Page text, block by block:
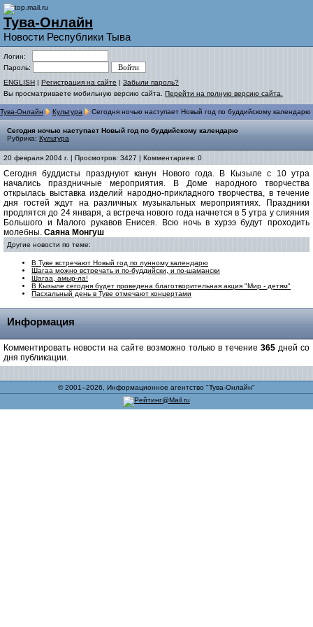
Тува-Онлайн
Новости Республики Тыва
Логин:
Пароль:
ENGLISH | Регистрация на сайте | Забыли пароль?
Вы просматриваете мобильную версию сайта. Перейти на полную версию сайта.
Тува-Онлайн Культура Сегодня ночью наступает Новый год по буддийскому календарю
Сегодня ночью наступает Новый год по буддийскому календарю
Рубрика: Культура
20 февраля 2004 г. | Просмотров: 3427 | Комментариев: 0
Сегодня буддисты празднуют канун Нового года. В Кызыле с 10 утра
начались праздничные мероприятия. В Доме народного творчества
открылась выставка изделий народно-прикладного творчества, в течение
дня гостей ждут на различных музыкальных мероприятиях. Праздники
продлятся до 24 января, а встреча нового года начнется в 5 утра у слияния
Большого и Малого рукавов Енисея. Всю ночь в хурээ будут проходить
молебны. Саяна Монгуш
Другие новости по теме:
В Туве встречают Новый год по лунному календарю
Шагаа можно встречать и по-буддийски, и по-шамански
Шагаа, амыр-ла!
В Кызыле сегодня будет проведена благотворительная акция "Мир - детям"
Пасхальный день в Туве отмечают концертами
Информация
Комментировать новости на сайте возможно только в течение 365 дней со
дня публикации.
© 2001–2026, Информационное агентство "Тува-Онлайн"